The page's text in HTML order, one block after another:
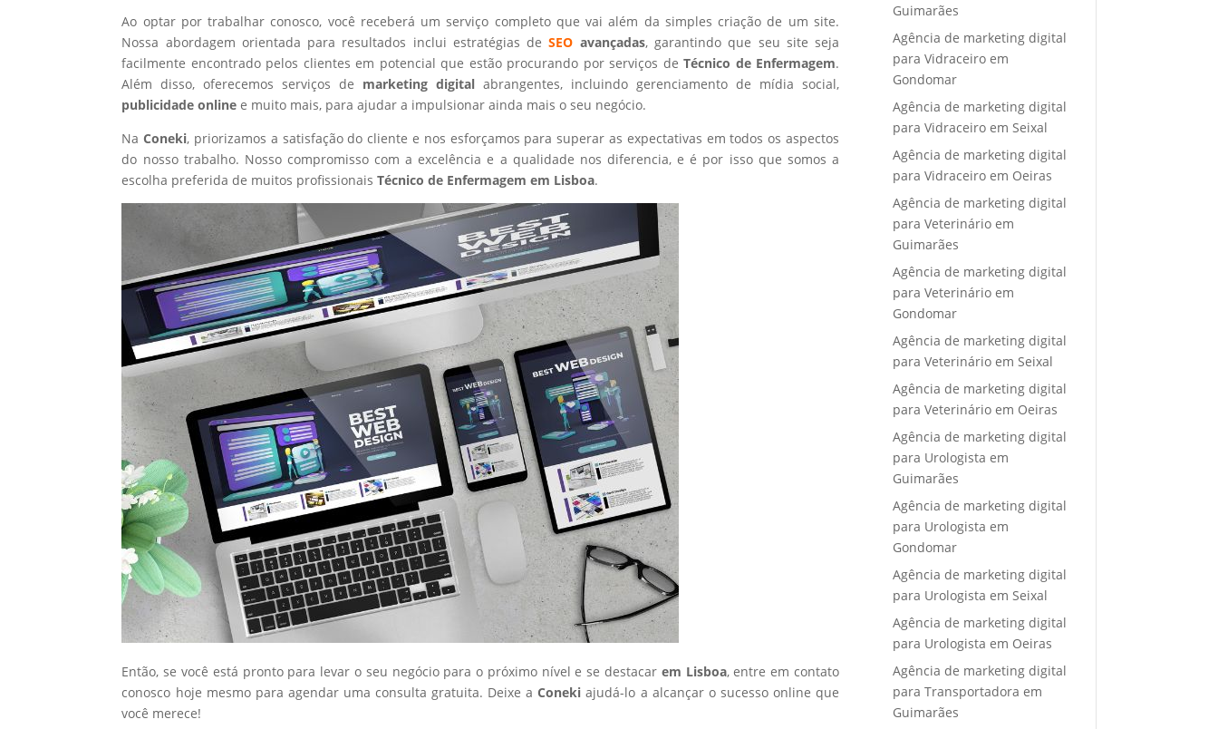
Ao optar por trabalhar conosco, você receberá um serviço completo que vai além da simples criação de um site.
Nossa abordagem orientada para resultados inclui estratégias deSEO avançadas, garantindo que seu site seja
facilmente encontrado pelos clientes em potencial que estão procurando por serviços deTécnico de Enfermagem.
Além disso, oferecemos serviços de marketing digitalabrangentes, incluindo gerenciamento de mídia social,
publicidade online e muito mais, para ajudar a impulsionar ainda mais o seu negócio.
NaConeki, priorizamos a satisfação do cliente e nos esforçamos para superar as expectativas em todos os aspectos
do nosso trabalho. Nosso compromisso com a excelência e a qualidade nos diferencia, e é por isso que somos a
escolha preferida de muitos profissionaisTécnico de Enfermagem em Lisboa.
Então, se você está pronto para levar o seu negócio para o próximo nível e se destacar em Lisboa, entre em contato
conosco hoje mesmo para agendar uma consulta gratuita. Deixe aConeki ajudá-lo a alcançar o sucesso online que
você merece!
Guimarães
Agência de marketing digital
para Vidraceiro em
Gondomar
Agência de marketing digital
para Vidraceiro em Seixal
Agência de marketing digital
para Vidraceiro em Oeiras
Agência de marketing digital
para Veterinário em
Guimarães
Agência de marketing digital
para Veterinário em
Gondomar
Agência de marketing digital
para Veterinário em Seixal
Agência de marketing digital
para Veterinário em Oeiras
Agência de marketing digital
para Urologista em
Guimarães
Agência de marketing digital
para Urologista em
Gondomar
Agência de marketing digital
para Urologista em Seixal
Agência de marketing digital
para Urologista em Oeiras
Agência de marketing digital
para Transportadora em
Guimarães